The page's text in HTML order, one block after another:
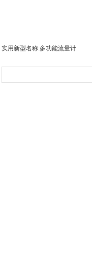
实用新型名称:多功能流量计